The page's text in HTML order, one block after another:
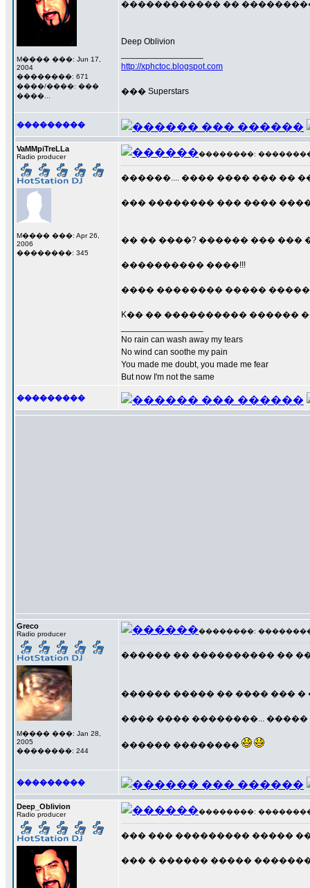
M���� ���: Jun 17,
2004
��������: 671
����/����: ���
����...
������������ ��
Deep Oblivion
http://xphctoc.blogspot.com
��� Superstars
���������
VaMMpiTreLLa
Radio producer
M���� ���: Apr 26,
2006
��������: 345
��������: ���������
������.... ���� ���� ��� ��
��� �������� ��� ����
�� �� ����? ������ ��� ���
���������� ����!!!
���� �������� �����
K�� �� ���������� ������
No rain can wash away my tears
No wind can soothe my pain
You made me doubt, you made me fear
But now I'm not the same
���������
Greco
Radio producer
M���� ���: Jan 28,
2005
��������: 244
��������: ���������
������ �� ���������� ��
������ ����� �� ���� ���
���� ���� ��������...
������ ��������
���������
Deep_Oblivion
Radio producer ��������: ���������
��� ��� ��������� �����
��� � ������ �����